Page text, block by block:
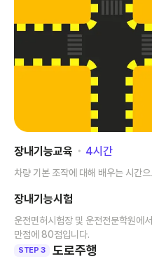
장내기능교육 ･ 4시간
차량 기본 조작에 대해 배우는 시간
장내기능시험
운전면허시험장 및 운전전문학원에
만점에 80점입니다.
STEP 3 도로주행